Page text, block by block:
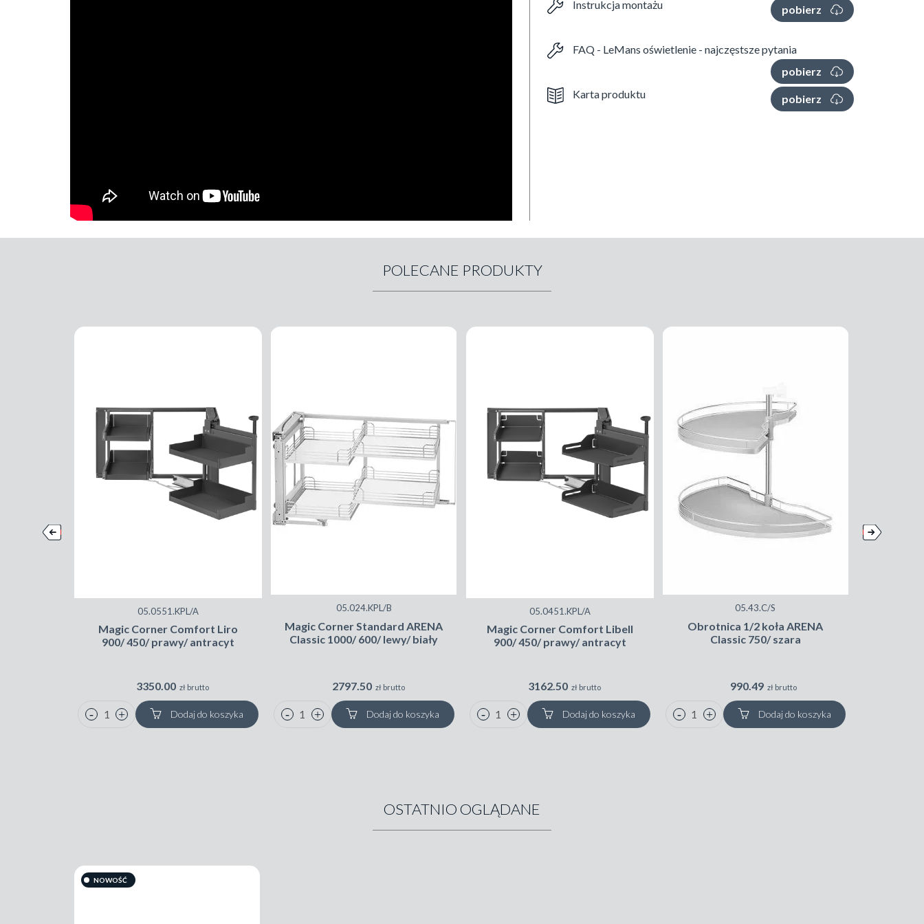
Instrukcja montażu pobierz
FAQ - LeMans oświetlenie - najczęstsze pytania
pobierz
Karta produktu
pobierz
POLECANE PRODUKTY
05.0551.KPL/A
Magic Corner Comfort Liro
900/ 450/ prawy/ antracyt
3350.00 zł brutto
Dodaj do koszyka
05.024.KPL/B
Magic Corner Standard ARENA
Classic 1000/ 600/ lewy/ biały
2797.50 zł brutto
Dodaj do koszyka
05.0451.KPL/A
Magic Corner Comfort Libell
900/ 450/ prawy/ antracyt
3162.50 zł brutto
Dodaj do koszyka
05.43.C/S
Obrotnica 1/2 koła ARENA
Classic 750/ szara
990.49 zł brutto
Dodaj do koszyka
OSTATNIO OGLĄDANE
NOWOŚĆ